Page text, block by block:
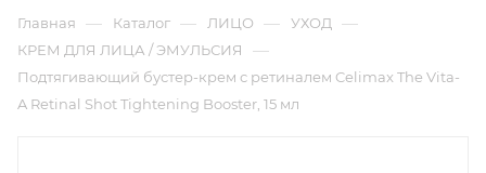
Главная — Каталог — ЛИЦО — УХОД —
КРЕМ ДЛЯ ЛИЦА / ЭМУЛЬСИЯ —
Подтягивающий бустер-крем с ретиналем Celimax The Vita-
A Retinal Shot Tightening Booster, 15 мл